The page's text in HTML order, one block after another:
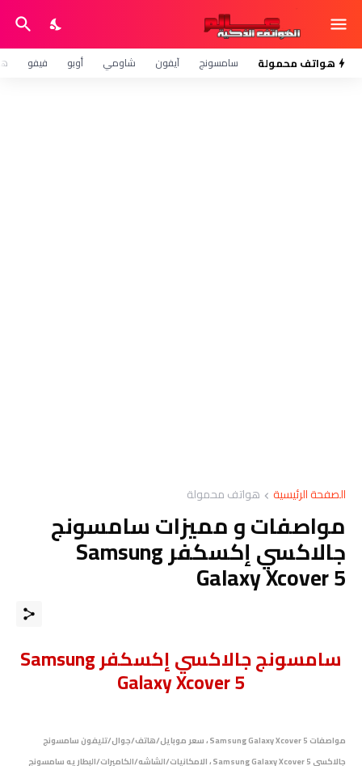
هواتف محمولة سامسونج آيفون شاومي أوبو فيفو
الصفحة الرئيسية هواتف محمولة
مواصفات و مميزات سامسونج
جالاكسي إكسكفر Samsung
Galaxy Xcover 5
سامسونج جالاكسي إكسكفر Samsung
Galaxy Xcover 5
مواصفات Samsung Galaxy Xcover 5 ، سعر موبايل/هاتف/جوال/تليفون سامسونج
جالاكسي Samsung Galaxy Xcover 5 ، الامكانيات/الشاشه/الكاميرات/البطاريه سامسونج